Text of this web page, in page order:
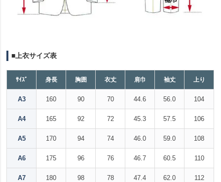
■上衣サイズ表
ｻｲｽﾞ 身長 胸囲 衣丈 肩巾 袖丈 上り
A3 160 90 70 44.6 56.0 104
A4 165 92 72 45.3 57.5 106
A5 170 94 74 46.0 59.0 108
A6 175 96 76 46.7 60.5 110
A7 180 98 78 47.4 62.0 112